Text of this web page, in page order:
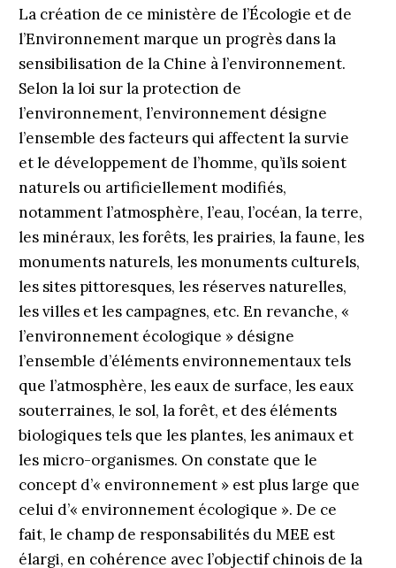
La création de ce ministère de l’Écologie et de
l’Environnement marque un progrès dans la
sensibilisation de la Chine à l’environnement.
Selon la loi sur la protection de
l’environnement, l’environnement désigne
l’ensemble des facteurs qui affectent la survie
et le développement de l’homme, qu’ils soient
naturels ou artificiellement modifiés,
notamment l’atmosphère, l’eau, l’océan, la terre,
les minéraux, les forêts, les prairies, la faune, les
monuments naturels, les monuments culturels,
les sites pittoresques, les réserves naturelles,
les villes et les campagnes, etc. En revanche, «
l’environnement écologique » désigne
l’ensemble d’éléments environnementaux tels
que l’atmosphère, les eaux de surface, les eaux
souterraines, le sol, la forêt, et des éléments
biologiques tels que les plantes, les animaux et
les micro-organismes. On constate que le
concept d’« environnement » est plus large que
celui d’« environnement écologique ». De ce
fait, le champ de responsabilités du MEE est
élargi, en cohérence avec l’objectif chinois de la